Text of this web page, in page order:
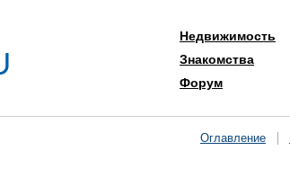
Недвижимость
Знакомства
Форум
Оглавление